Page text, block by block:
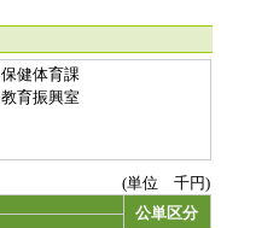
保健体育課
教育振興室
(単位 千円)
公単区分